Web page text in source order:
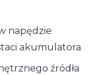
napędzie
akumulatora
źródła